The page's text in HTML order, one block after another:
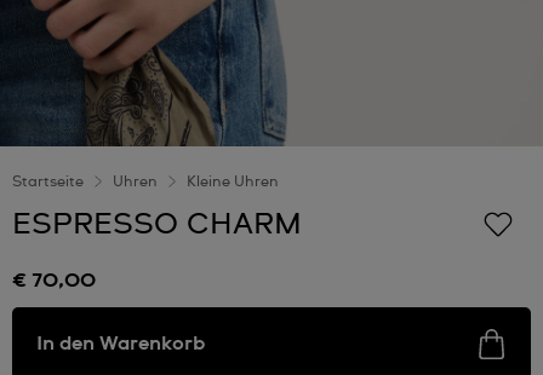
Startseite Uhren Kleine Uhren
ESPRESSO CHARM
€ 70,00
In den Warenkorb